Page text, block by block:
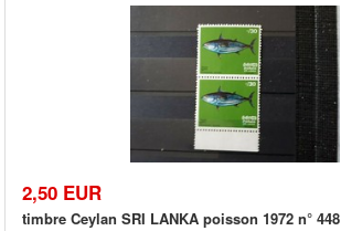
2,50 EUR
timbre Ceylan SRI LANKA poisson 1972 n°